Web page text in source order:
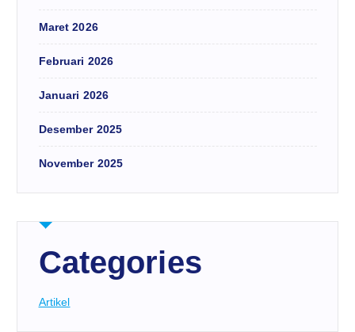
Maret 2026
Februari 2026
Januari 2026
Desember 2025
November 2025
Categories
Artikel